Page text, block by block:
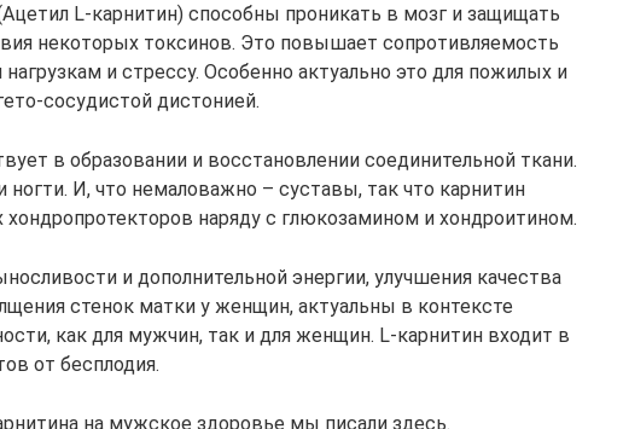
L-карнитин) способны проникать в мозг и защищать
некоторых токсинов. Это повышает сопротивляемость
и стрессу. Особенно актуально это для пожилых и
сосудистой дистонией.
в образовании и восстановлении соединительной ткани.
ногти. И, что немаловажно – суставы, так что карнитин
хондропротекторов наряду с глюкозамином и хондроитином.
и дополнительной энергии, улучшения качества
стенок матки у женщин, актуальны в контексте
как для мужчин, так и для женщин. L-карнитин входит в
от бесплодия.
на мужское здоровье мы писали здесь.